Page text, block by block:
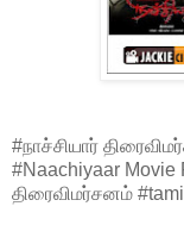
#நாச்சியார்
#Naachiyaar Movie
திரைவிமர்சனம்